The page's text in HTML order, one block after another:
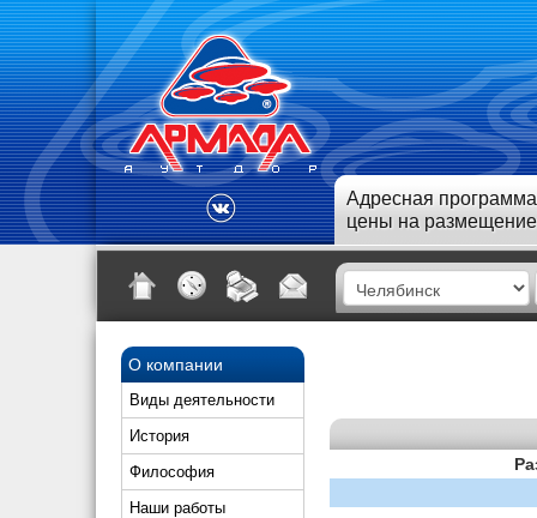
Адресная
цены на размещение
О компании
Виды деятельности
История
Философия
Наши работы